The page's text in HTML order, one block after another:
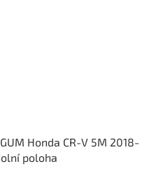
Honda CR-V 5M 2018-
poloha